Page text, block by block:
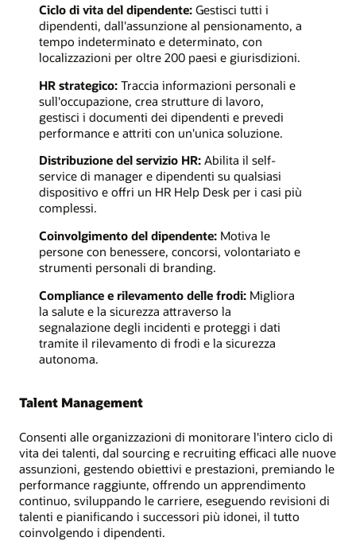
Ciclo di vita del dipendente: Gestisci tutti i
dipendenti, dall'assunzione al pensionamento, a
tempo indeterminato e determinato, con
localizzazioni per oltre 200 paesi e giurisdizioni.
HR strategico: Traccia informazioni personali e
sull'occupazione, crea strutture di lavoro,
gestisci i documenti dei dipendenti e prevedi
performance e attriti con un'unica soluzione.
Distribuzione del servizio HR: Abilita il self-
service di manager e dipendenti su qualsiasi
dispositivo e offri un HR Help Desk per i casi più
complessi.
Coinvolgimento del dipendente: Motiva le
persone con benessere, concorsi, volontariato e
strumenti personali di branding.
Compliance e rilevamento delle frodi: Migliora
la salute e la sicurezza attraverso la
segnalazione degli incidenti e proteggi i dati
tramite il rilevamento di frodi e la sicurezza
autonoma.
Talent Management
Consenti alle organizzazioni di monitorare l'intero ciclo di
vita dei talenti, dal sourcing e recruiting efficaci alle nuove
assunzioni, gestendo obiettivi e prestazioni, premiando le
performance raggiunte, offrendo un apprendimento
continuo, sviluppando le carriere, eseguendo revisioni di
talenti e pianificando i successori più idonei, il tutto
coinvolgendo i dipendenti.